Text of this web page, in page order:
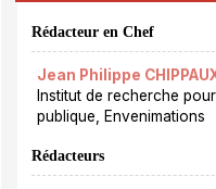
Rédacteur en Chef
Jean Philippe
Institut de recherche
publique, Envenimations
Rédacteurs